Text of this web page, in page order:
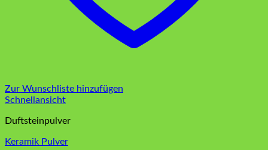
Zur Wunschliste hinzufügen
Schnellansicht
Duftsteinpulver
Keramik Pulver